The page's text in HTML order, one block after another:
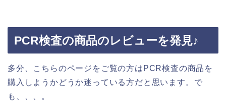
PCR検査の商品のレビューを発見♪
多分、こちらのページをご覧の方はPCR検査の商品を
購入しようかどうか迷っている方だと思います。で
も、、、。